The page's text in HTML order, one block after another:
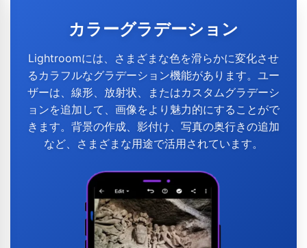
カラーグラデーション
Lightroomには、さまざまな色を滑らかに変化させ
るカラフルなグラデーション機能があります。ユー
ザーは、線形、放射状、またはカスタムグラデーシ
ョンを追加して、画像をより魅力的にすることがで
きます。背景の作成、影付け、写真の奥行きの追加
など、さまざまな用途で活用されています。